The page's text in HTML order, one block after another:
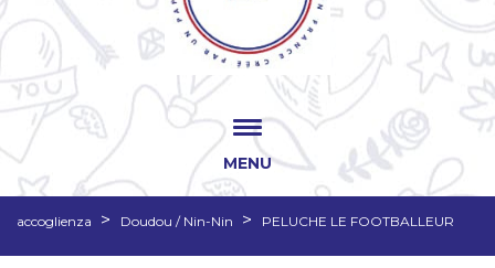
MENU
accoglienza Doudou / Nin-Nin PELUCHE LE FOOTBALLEUR